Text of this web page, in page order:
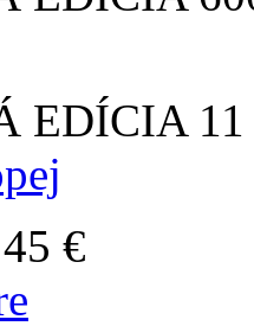
EDÍCIA
45 €